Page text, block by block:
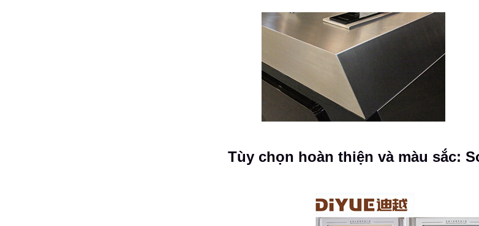
Tùy chọn hoàn thiện và màu sắc: